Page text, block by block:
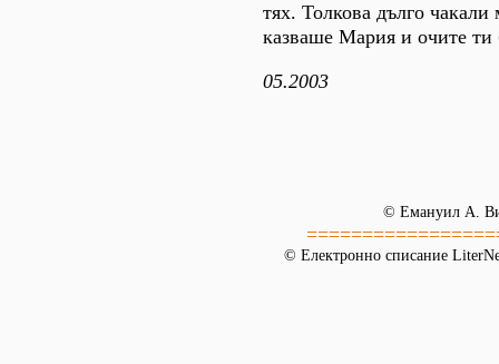
тях. Толкова дълго чакали
казваше Мария и очите ти
05.2003
© Емануил А.
© Електронно списание